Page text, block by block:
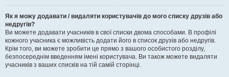
Як я можу додавати / видаляти користувачів до мого списку друзів або
недругів?
Ви можете додавати учасників в свої списки двома способами. В профілі
кожного учасника є можливість додати його в список друзів або недругів.
Крім того, ви можете зробити це прямо з вашого особистого розділу,
безпосереднім введенням імені користувача. Ви також можете видаляти
учасників з ваших списків на тій самій сторінці.